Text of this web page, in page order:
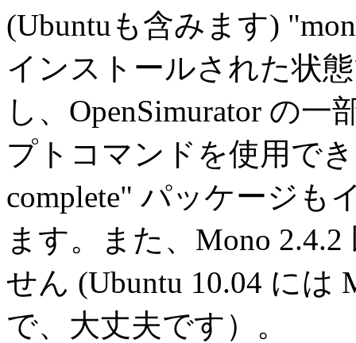
(Ubuntuも含みます)
インストールされた状
し、OpenSimurator の
プトコマンドを使用で
complete" パッケージも
ます。また、Mono
せん (Ubuntu 10.04 には
で、大丈夫です）。